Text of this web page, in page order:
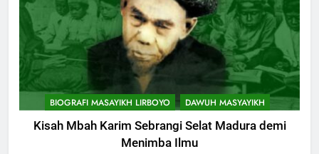
BIOGRAFI MASAYIKH LIRBOYO DAWUH MASYAYIKH
Kisah Mbah Karim Sebrangi Selat Madura demi
Menimba Ilmu